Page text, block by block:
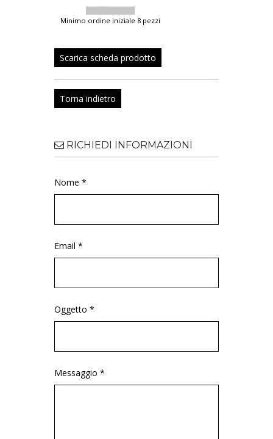
minimo ordine iniziale 8 pezzi
Scarica scheda prodotto
Torna indietro
RICHIEDI INFORMAZIONI
Nome *
Email *
Oggetto *
Messaggio *